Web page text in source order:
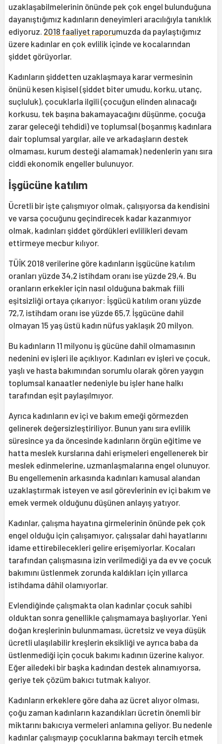
uzaklaşabilmelerinin önünde pek çok engel bulunduğuna
dayanıştığımız kadınların deneyimleri aracılığıyla tanıklık
ediyoruz. 2018 faaliyet raporumuzda da paylaştığımız
üzere kadınlar en çok evlilik içinde ve kocalarından
şiddet görüyorlar.
Kadınların şiddetten uzaklaşmaya karar vermesinin
önünü kesen kişisel (şiddet biter umudu, korku, utanç,
suçluluk), çocuklarla ilgili (çocuğun elinden alınacağı
korkusu, tek başına bakamayacağını düşünme, çocuğa
zarar geleceği tehdidi) ve toplumsal (boşanmış kadınlara
dair toplumsal yargılar, aile ve arkadaşların destek
olmaması, kurum desteği alamamak) nedenlerin yanı sıra
ciddi ekonomik engeller bulunuyor.
İşgücüne katılım
Ücretli bir işte çalışmıyor olmak, çalışıyorsa da kendisini
ve varsa çocuğunu geçindirecek kadar kazanmıyor
olmak, kadınları şiddet gördükleri evlilikleri devam
ettirmeye mecbur kılıyor.
TÜİK 2018 verilerine göre kadınların işgücüne katılım
oranları yüzde 34,2 istihdam oranı ise yüzde 29,4. Bu
oranların erkekler için nasıl olduğuna bakmak fiili
eşitsizliği ortaya çıkarıyor: İşgücü katılım oranı yüzde
72,7, istihdam oranı ise yüzde 65,7. İşgücüne dahil
olmayan 15 yaş üstü kadın nüfus yaklaşık 20 milyon.
Bu kadınların 11 milyonu iş gücüne dahil olmamasının
nedenini ev işleri ile açıklıyor. Kadınları ev işleri ve çocuk,
yaşlı ve hasta bakımından sorumlu olarak gören yaygın
toplumsal kanaatler nedeniyle bu işler hane halkı
tarafından eşit paylaşılmıyor.
Ayrıca kadınların ev içi ve bakım emeği görmezden
gelinerek değersizleştiriliyor. Bunun yanı sıra evlilik
süresince ya da öncesinde kadınların örgün eğitime ve
hatta meslek kurslarına dahi erişmeleri engellenerek bir
meslek edinmelerine, uzmanlaşmalarına engel olunuyor.
Bu engellemenin arkasında kadınları kamusal alandan
uzaklaştırmak isteyen ve asıl görevlerinin ev içi bakım ve
emek vermek olduğunu düşünen anlayış yatıyor.
Kadınlar, çalışma hayatına girmelerinin önünde pek çok
engel olduğu için çalışamıyor, çalışsalar dahi hayatlarını
idame ettirebilecekleri gelire erişemiyorlar. Kocaları
tarafından çalışmasına izin verilmediği ya da ev ve çocuk
bakımını üstlenmek zorunda kaldıkları için yıllarca
istihdama dâhil olamıyorlar.
Evlendiğinde çalışmakta olan kadınlar çocuk sahibi
olduktan sonra genellikle çalışmamaya başlıyorlar. Yeni
doğan kreşlerinin bulunmaması, ücretsiz ve veya düşük
ücretli ulaşılabilir kreşlerin eksikliği ve ayrıca baba da
üstlenmediği için çocuk bakımı kadının üzerine kalıyor.
Eğer ailedeki bir başka kadından destek alınamıyorsa,
geriye tek çözüm bakıcı tutmak kalıyor.
Kadınların erkeklere göre daha az ücret alıyor olması,
çoğu zaman kadınların kazandıkları ücretin önemli bir
miktarını bakıcıya vermeleri anlamına geliyor. Bu nedenle
kadınlar çalışmayıp çocuklarına bakmayı tercih etmek